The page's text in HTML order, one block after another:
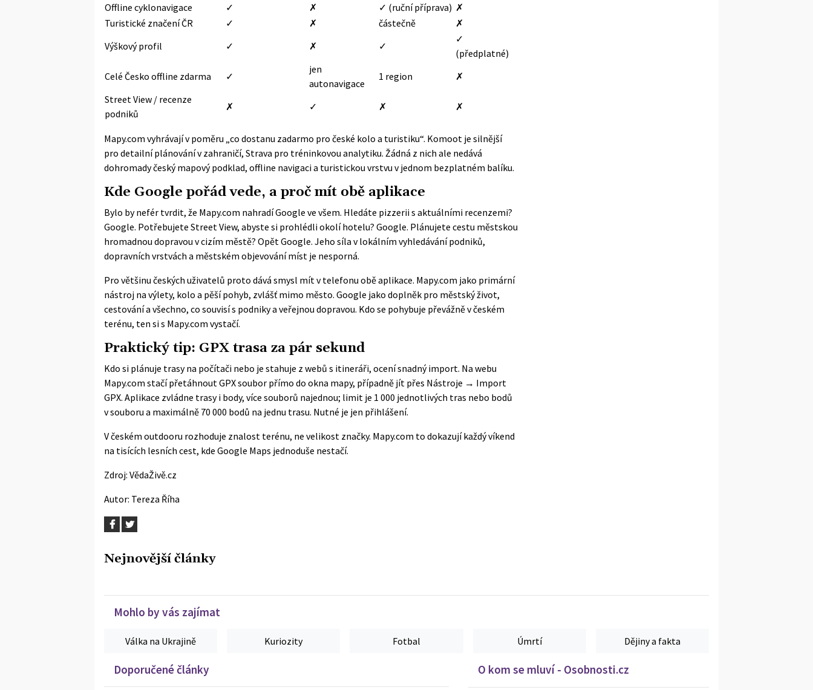
Offline cyklonavigace
✓ ✗ ✓ (ruční příprava) ✗
Turistické značení ČR
✓ ✗ částečně
✗
Výškový profil
✓ ✗ ✓
✓
(předplatné)
Celé Česko offline zdarma
✓
jen
autonavigace
1 region
✗
Street View / recenze
podniků
✗ ✓ ✗ ✗
Mapy.com vyhrávají v poměru „co dostanu zadarmo pro české kolo a turistiku“. Komoot je silnější
pro detailní plánování v zahraničí, Strava pro tréninkovou analytiku. Žádná z nich ale nedává
dohromady český mapový podklad, offline navigaci a turistickou vrstvu v jednom bezplatném balíku.
Kde Google pořád vede, a proč mít obě aplikace
Bylo by nefér tvrdit, že Mapy.com nahradí Google ve všem. Hledáte pizzerii s aktuálními recenzemi?
Google. Potřebujete Street View, abyste si prohlédli okolí hotelu? Google. Plánujete cestu městskou
hromadnou dopravou v cizím městě? Opět Google. Jeho síla v lokálním vyhledávání podniků,
dopravních vrstvách a městském objevování míst je nesporná.
Pro většinu českých uživatelů proto dává smysl mít v telefonu obě aplikace. Mapy.com jako primární
nástroj na výlety, kolo a pěší pohyb, zvlášť mimo město. Google jako doplněk pro městský život,
cestování a všechno, co souvisí s podniky a veřejnou dopravou. Kdo se pohybuje převážně v českém
terénu, ten si s Mapy.com vystačí.
Praktický tip: GPX trasa za pár sekund
Kdo si plánuje trasy na počítači nebo je stahuje z webů s itineráři, ocení snadný import. Na webu
Mapy.com stačí přetáhnout GPX soubor přímo do okna mapy, případně jít přes Nástroje → Import
GPX. Aplikace zvládne trasy i body, více souborů najednou; limit je 1 000 jednotlivých tras nebo bodů
v souboru a maximálně 70 000 bodů na jednu trasu. Nutné je jen přihlášení.
V českém outdooru rozhoduje znalost terénu, ne velikost značky. Mapy.com to dokazují každý víkend
na tisících lesních cest, kde Google Maps jednoduše nestačí.
Zdroj: VědaŽivě.cz
Autor: Tereza Říha
Nejnovější články
Mohlo by vás zajímat
Válka na Ukrajině Kuriozity Fotbal Úmrtí Dějiny a fakta
Doporučené články O kom se mluví - Osobnosti.cz